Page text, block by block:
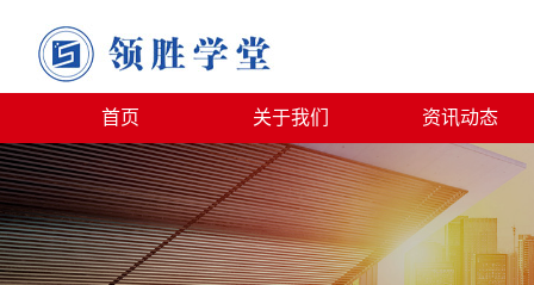
首页 关于我们 资讯动态